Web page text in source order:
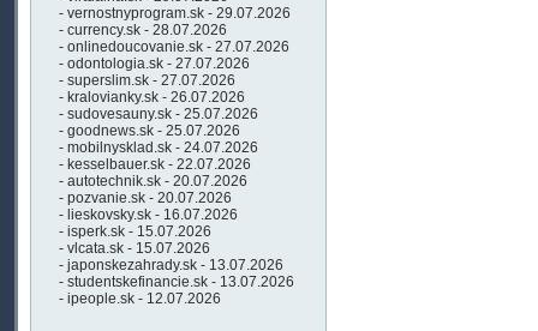
- vernostnyprogram.sk - 29.07.2026
- currency.sk - 28.07.2026
- onlinedoucovanie.sk - 27.07.2026
- odontologia.sk - 27.07.2026
- superslim.sk - 27.07.2026
- kralovianky.sk - 26.07.2026
- sudovesauny.sk - 25.07.2026
- goodnews.sk - 25.07.2026
- mobilnysklad.sk - 24.07.2026
- kesselbauer.sk - 22.07.2026
- autotechnik.sk - 20.07.2026
- pozvanie.sk - 20.07.2026
- lieskovsky.sk - 16.07.2026
- isperk.sk - 15.07.2026
- vlcata.sk - 15.07.2026
- japonskezahrady.sk - 13.07.2026
- studentskefinancie.sk - 13.07.2026
- ipeople.sk - 12.07.2026